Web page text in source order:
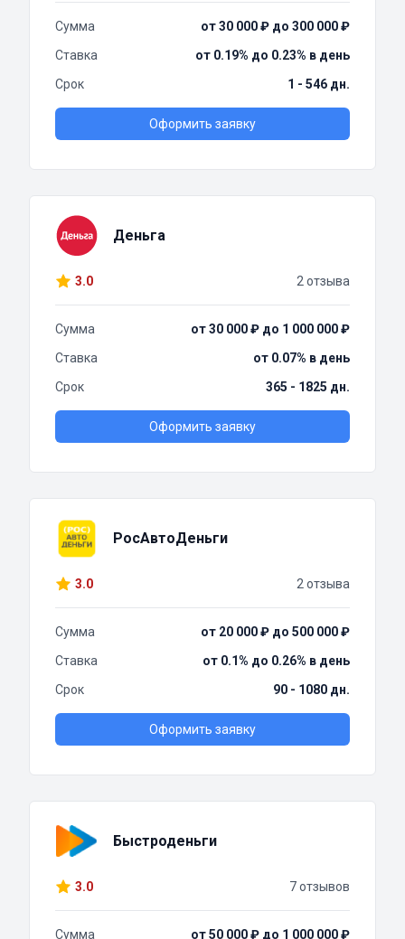
Сумма
от 30 000 ₽ до 300 000 ₽
Ставка
от 0.19% до 0.23% в день
Срок
1 - 546 дн.
Оформить заявку
Деньга
3.0 2 отзыва
Сумма
от 30 000 ₽ до 1 000 000 ₽
Ставка
от 0.07% в день
Срок
365 - 1825 дн.
Оформить заявку
РосАвтоДеньги
3.0 2 отзыва
Сумма
от 20 000 ₽ до 500 000 ₽
Ставка
от 0.1% до 0.26% в день
Срок
90 - 1080 дн.
Оформить заявку
Быстроденьги
3.0 7 отзывов
Сумма
от 50 000 ₽ до 1 000 000 ₽